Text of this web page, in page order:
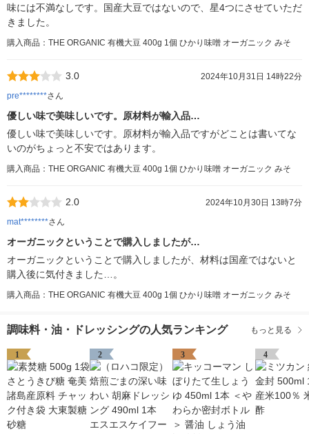
味には不満なしです。国産大豆ではないので、星4つにさせていただ
きました。
購入商品：THE ORGANIC 有機大豆 400g 1個 ひかり味噌 オーガニック みそ
3.0
2024年10月31日 14時22分
pre********さん
優しい味で美味しいです。原材料が輸入品…
優しい味で美味しいです。原材料が輸入品ですがどことは書いてな
いのがちょっと不安ではあります。
購入商品：THE ORGANIC 有機大豆 400g 1個 ひかり味噌 オーガニック みそ
2.0
2024年10月30日 13時7分
mat********さん
オーガニックということで購入しましたが…
オーガニックということで購入しましたが、材料は国産ではないと
購入後に気付きました…。
購入商品：THE ORGANIC 有機大豆 400g 1個 ひかり味噌 オーガニック みそ
調味料・油・ドレッシングの人気ランキング もっと見る
1 2 3 4